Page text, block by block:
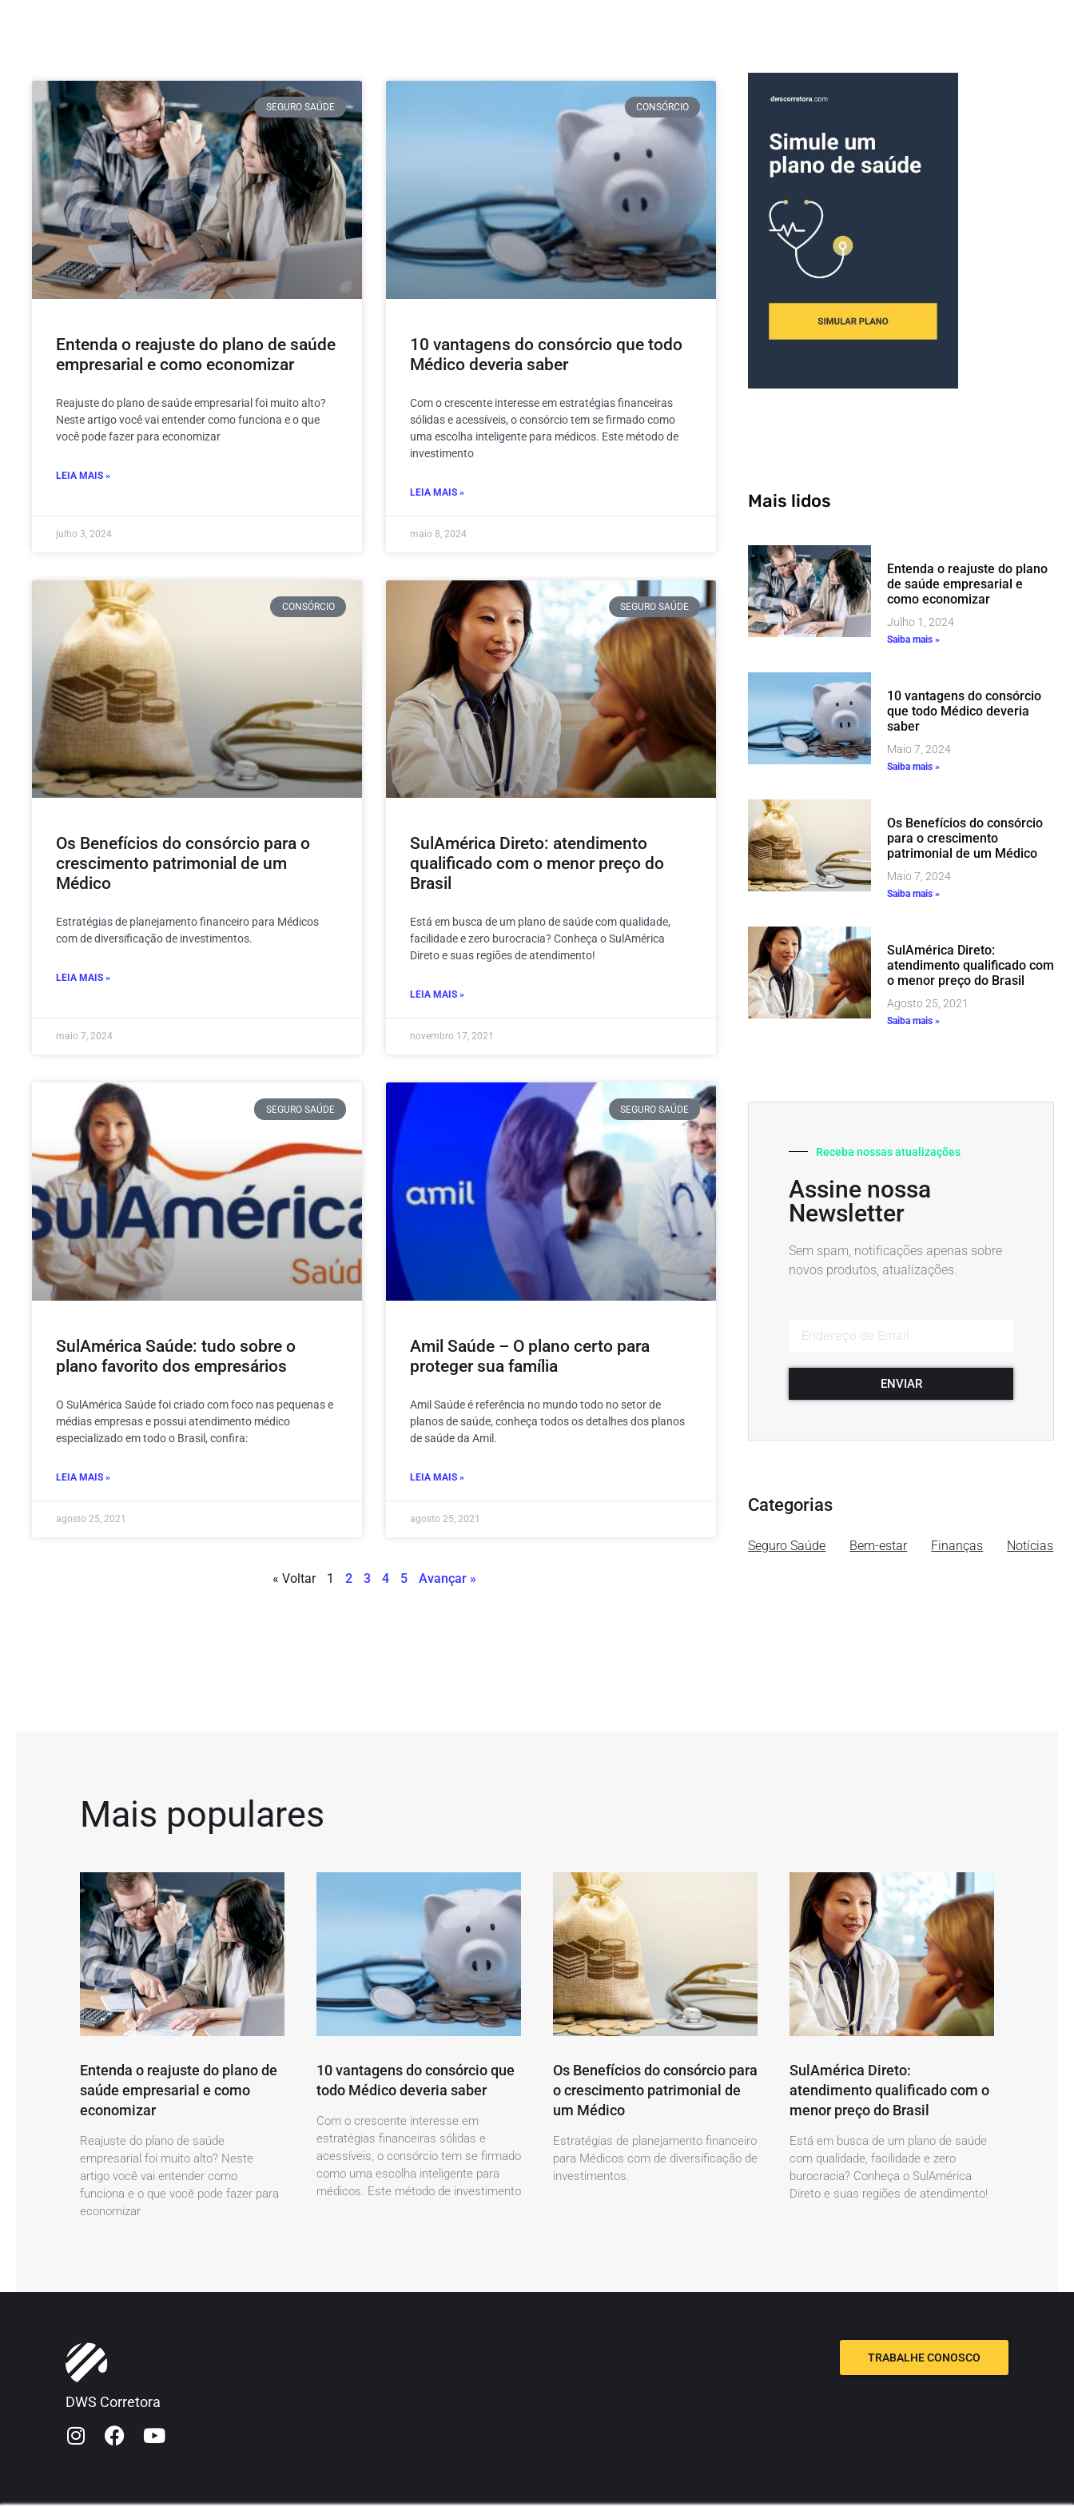
SEGURO SAÚDE
Entenda o reajuste do plano de saúde
empresarial e como economizar
Reajuste do plano de saúde empresarial foi muito alto?
Neste artigo você vai entender como funciona e o que
você pode fazer para economizar
LEIA MAIS »
julho 3, 2024
CONSÓRCIO
10 vantagens do consórcio que todo
Médico deveria saber
Com o crescente interesse em estratégias financeiras
sólidas e acessíveis, o consórcio tem se firmado como
uma escolha inteligente para médicos. Este método de
investimento
LEIA MAIS »
maio 8, 2024
CONSÓRCIO
Os Benefícios do consórcio para o
crescimento patrimonial de um
Médico
Estratégias de planejamento financeiro para Médicos
com de diversificação de investimentos.
LEIA MAIS »
maio 7, 2024
SEGURO SAÚDE
SulAmérica Direto: atendimento
qualificado com o menor preço do
Brasil
Está em busca de um plano de saúde com qualidade,
facilidade e zero burocracia? Conheça o SulAmérica
Direto e suas regiões de atendimento!
LEIA MAIS »
novembro 17, 2021
SEGURO SAÚDE
SulAmérica Saúde: tudo sobre o
plano favorito dos empresários
O SulAmérica Saúde foi criado com foco nas pequenas e
médias empresas e possui atendimento médico
especializado em todo o Brasil, confira:
LEIA MAIS »
agosto 25, 2021
SEGURO SAÚDE
Amil Saúde – O plano certo para
proteger sua família
Amil Saúde é referência no mundo todo no setor de
planos de saúde, conheça todos os detalhes dos planos
de saúde da Amil.
LEIA MAIS »
agosto 25, 2021
« Voltar 1 2 3 4 5 Avançar »
Mais lidos
Entenda o reajuste do plano
de saúde empresarial e
como economizar
Julho 1, 2024
Saiba mais »
10 vantagens do consórcio
que todo Médico deveria
saber
Maio 7, 2024
Saiba mais »
Os Benefícios do consórcio
para o crescimento
patrimonial de um Médico
Maio 7, 2024
Saiba mais »
SulAmérica Direto:
atendimento qualificado com
o menor preço do Brasil
Agosto 25, 2021
Saiba mais »
Receba nossas atualizações
Assine nossa
Newsletter
Sem spam, notificações apenas sobre
novos produtos, atualizações.
ENVIAR
Categorias
Seguro Saúde Bem-estar Finanças Notícias
Mais populares
Entenda o reajuste do plano de
saúde empresarial e como
economizar
Reajuste do plano de saúde
empresarial foi muito alto? Neste
artigo você vai entender como
funciona e o que você pode fazer para
economizar
10 vantagens do consórcio que
todo Médico deveria saber
Com o crescente interesse em
estratégias financeiras sólidas e
acessíveis, o consórcio tem se firmado
como uma escolha inteligente para
médicos. Este método de investimento
Os Benefícios do consórcio para
o crescimento patrimonial de
um Médico
Estratégias de planejamento financeiro
para Médicos com de diversificação de
investimentos.
SulAmérica Direto:
atendimento qualificado com o
menor preço do Brasil
Está em busca de um plano de saúde
com qualidade, facilidade e zero
burocracia? Conheça o SulAmérica
Direto e suas regiões de atendimento!
DWS Corretora
TRABALHE CONOSCO